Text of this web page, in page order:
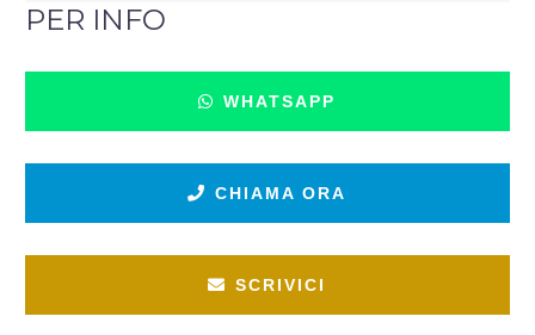
PER INFO
WHATSAPP
CHIAMA ORA
SCRIVICI